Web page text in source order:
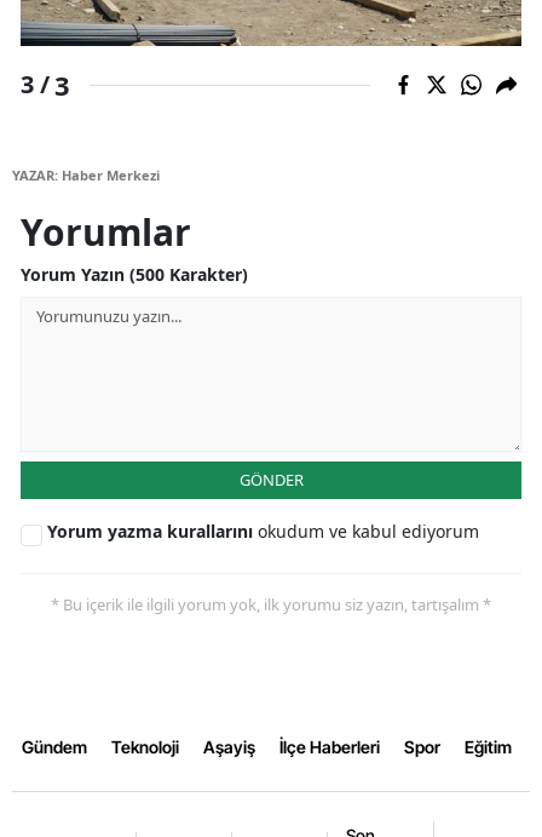
Muş
Nevşehir
Tekirdağ
Van
3 /3
YAZAR: Haber Merkezi
Yorumlar
Yorum Yazın (500 Karakter)
GÖNDER
Yorum yazma kurallarını okudum ve kabul ediyorum
* Bu içerik ile ilgili yorum yok, ilk yorumu siz yazın, tartışalım *
Gündem Teknoloji Aşayiş İlçe Haberleri Spor Eğitim